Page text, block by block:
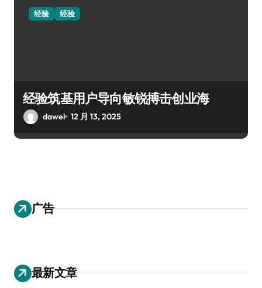
经验 经验
经验筑基用户导向敏锐搏击创业海
dawei 12 月 13, 2025
广告
最新文章